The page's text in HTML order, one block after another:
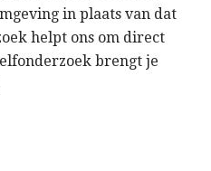
in plaats van dat
helpt ons om direct
brengt je